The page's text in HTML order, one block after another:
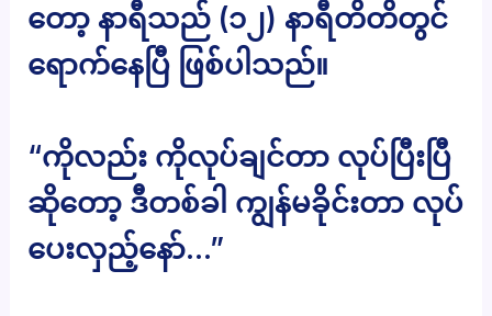
တော့ နာရီသည် (၁၂) နာရီတိတိတွင်
ရောက်နေပြီ ဖြစ်ပါသည်။
“ကိုလည်း ကိုလုပ်ချင်တာ လုပ်ပြီးပြီ
ဆိုတော့ ဒီတစ်ခါ ကျွန်မခိုင်းတာ လုပ်
ပေးလှည့်နော်…”